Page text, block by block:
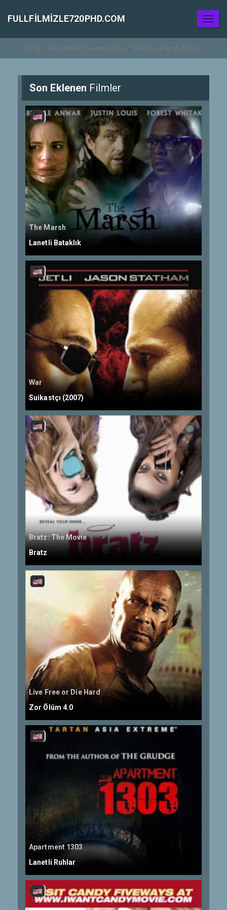
FULLFILMIZLE720PHD.COM
Son Eklenen Filmler
The Marsh
Lanetli Bataklık
War
Suikastçı (2007)
Bratz: The Movie
Bratz
Live Free or Die Hard
Zor Ölüm 4.0
Apartment 1303
Lanetli Ruhlar